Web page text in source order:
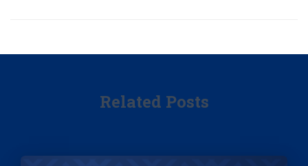
Related Posts